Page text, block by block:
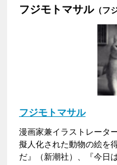
フジモトマサル（フ
フジモトマサル
漫画家兼イラストレータ
擬人化された動物の絵を
だ』（新潮社）、『今日